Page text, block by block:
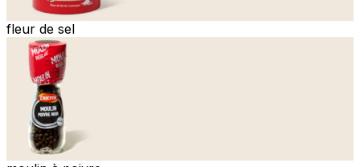
fleur de sel